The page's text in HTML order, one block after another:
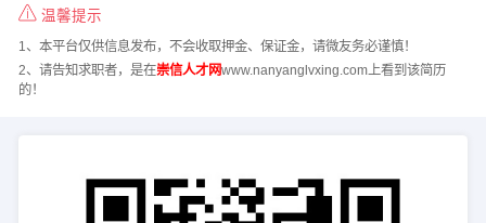
温馨提示
1、本平台仅供信息发布，不会收取押金、保证金，请微友务必谨慎！
2、请告知求职者，是在崇信人才网www.nanyanglvxing.com上看到该简历
的！